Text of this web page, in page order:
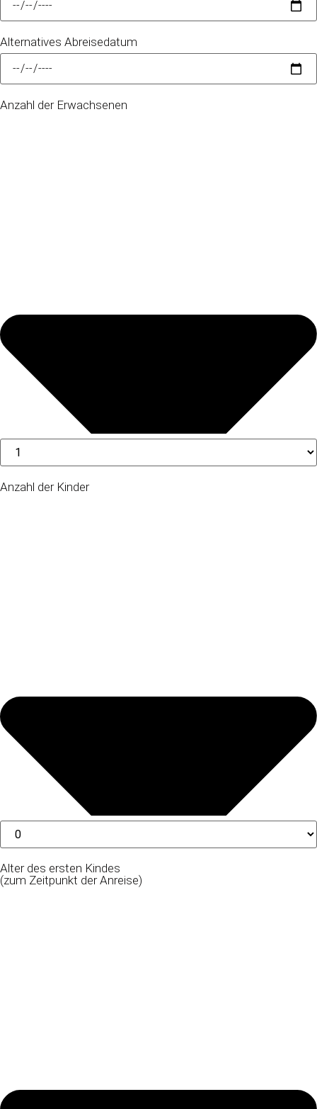
Alternatives Abreisedatum
Anzahl der Erwachsenen
Anzahl der Kinder
Alter des ersten Kindes
(zum Zeitpunkt der Anreise)